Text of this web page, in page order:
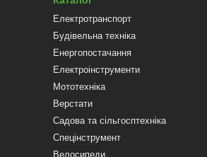
Електротранспорт
Будівельна техніка
Енергопостачання
Електроінструменти
Мототехніка
Верстати
Садова та сільгосптехніка
Спецінструмент
Велосипеди